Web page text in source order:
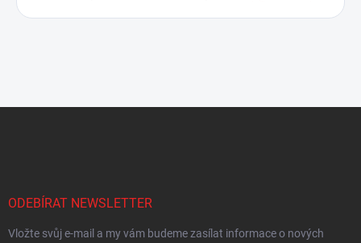
ODEBÍRAT NEWSLETTER
Vložte svůj e-mail a my vám budeme zasílat informace o nových